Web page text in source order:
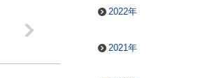
2022年
2021年